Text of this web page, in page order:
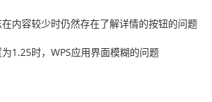
内容较少时仍然存在了解详情的按钮的问题
1.25时，WPS应用界面模糊的问题